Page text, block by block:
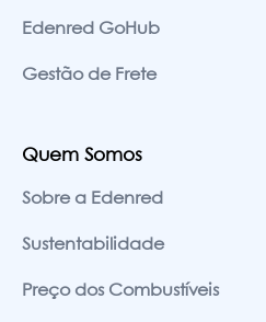
Edenred GoHub
Gestão de Frete
Quem Somos
Sobre a Edenred
Sustentabilidade
Preço dos Combustíveis